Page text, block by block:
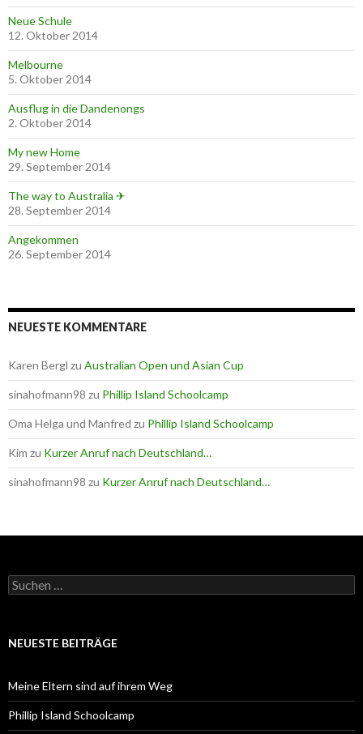
Neue Schule
12. Oktober 2014
Melbourne
5. Oktober 2014
Ausflug in die Dandenongs
2. Oktober 2014
My new Home
29. September 2014
The way to Australia ✈
28. September 2014
Angekommen
26. September 2014
NEUESTE KOMMENTARE
Karen Bergl zu Australian Open und Asian Cup
sinahofmann98 zu Phillip Island Schoolcamp
Oma Helga und Manfred zu Phillip Island Schoolcamp
Kim zu Kurzer Anruf nach Deutschland…
sinahofmann98 zu Kurzer Anruf nach Deutschland…
Suchen
nach:
NEUESTE BEITRÄGE
Meine Eltern sind auf ihrem Weg
Phillip Island Schoolcamp